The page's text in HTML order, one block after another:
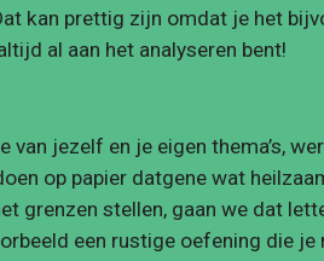
kan prettig zijn omdat je het
al aan het analyseren bent!
van jezelf en je eigen thema’s,
op papier datgene wat
grenzen stellen, gaan we dat
een rustige oefening die